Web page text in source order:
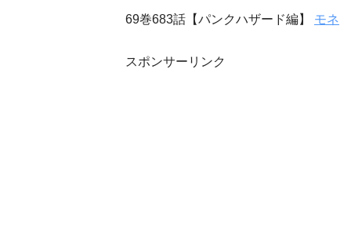
69巻683話【パンクハザード編】 モネ
スポンサーリンク